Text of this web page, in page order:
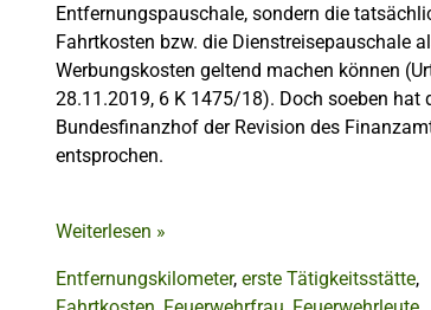
Entfernungspauschale, sondern die
Fahrtkosten bzw. die Dienstreisepauschale
Werbungskosten geltend machen können
28.11.2019, 6 K 1475/18). Doch soeben hat
Bundesfinanzhof der Revision des
entsprochen.
Weiterlesen »
Entfernungskilometer, erste Tätigkeitsstätte,